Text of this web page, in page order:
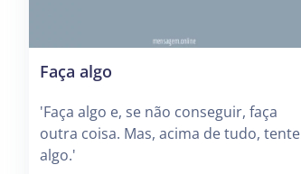
Faça algo
'Faça algo e, se não conseguir, faça
outra coisa. Mas, acima de tudo, tente
algo.'